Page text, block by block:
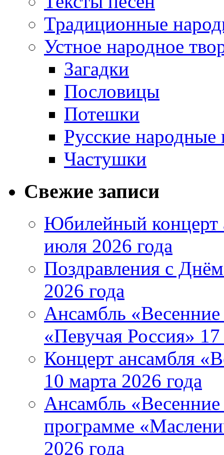
Традиционные
Устное народное
Загадки
Пословицы
Потешки
Русские народные
Частушки
Свежие записи
Юбилейный концерт
июля 2026 года
Поздравления с
2026 года
Ансамбль «Весенние
«Певучая Россия»
Концерт ансамбля
10 марта 2026 года
Ансамбль «Весенние
программе
2026 года